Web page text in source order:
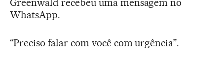
WhatsApp.
“Preciso falar com você com urgência”.